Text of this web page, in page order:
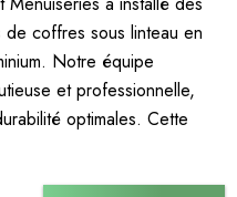
de coffres sous linteau en
Notre équipe
et professionnelle,
optimales. Cette